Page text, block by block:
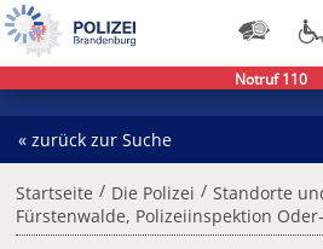
« zurück zur Suche
Startseite / Die Polizei / Standorte
Fürstenwalde, Polizeiinspektion
Notruf 110